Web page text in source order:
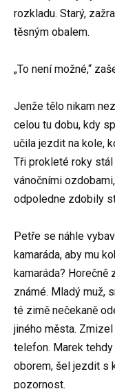
rozkladu. Starý,
těsným obalem.
„To není možné,“
Jenže tělo nikam
celou tu dobu, kdy
učila jezdit na kole,
Tři prokleté roky
vánočními
odpoledne zdobily
Petře se náhle
kamaráda, aby mu
kamaráda? Horečně
známé. Mladý muž,
té zimě nečekaně
jiného města.
telefon. Marek tehdy
oborem, šel jezdit s
pozornost.